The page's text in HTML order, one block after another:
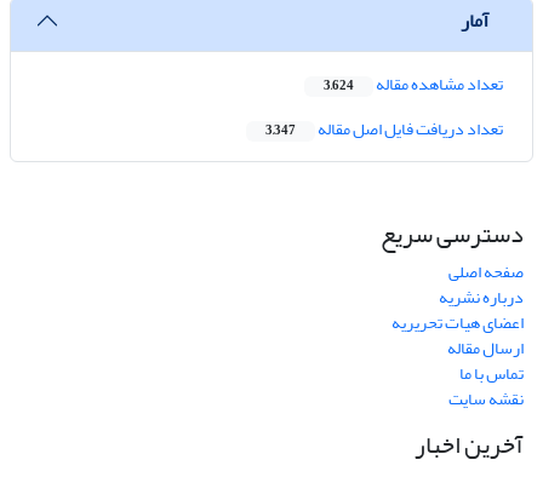
آمار
تعداد مشاهده مقاله 3,624
تعداد دریافت فایل اصل مقاله 3,347
دسترسی سریع
صفحه اصلی
درباره نشریه
اعضای هیات تحریریه
ارسال مقاله
تماس با ما
نقشه سایت
آخرین اخبار